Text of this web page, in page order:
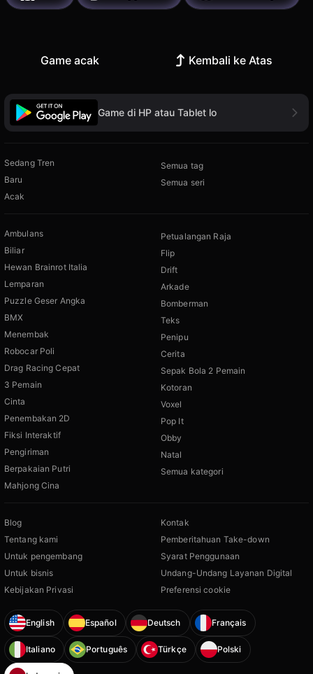
Game acak Kembali ke Atas
Game di HP atau Tablet lo
Sedang Tren
Baru
Acak
Semua tag
Semua seri
Ambulans
Biliar
Hewan Brainrot Italia
Lemparan
Puzzle Geser Angka
BMX
Menembak
Robocar Poli
Drag Racing Cepat
3 Pemain
Cinta
Penembakan 2D
Fiksi Interaktif
Pengiriman
Berpakaian Putri
Mahjong Cina
Petualangan Raja
Flip
Drift
Arkade
Bomberman
Teks
Penipu
Cerita
Sepak Bola 2 Pemain
Kotoran
Voxel
Pop It
Obby
Natal
Semua kategori
Blog
Tentang kami
Untuk pengembang
Untuk bisnis
Kebijakan Privasi
Kontak
Pemberitahuan Take-down
Syarat Penggunaan
Undang-Undang Layanan Digital
Preferensi cookie
English Español Deutsch Français
Italiano Português Türkçe Polski